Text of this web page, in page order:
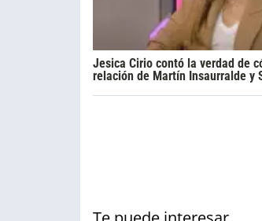
Jesica Cirio contó la verdad de
relación de Martín Insaurralde y